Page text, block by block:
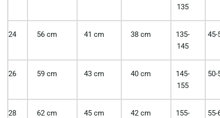
135
24 56 cm 41 cm 38 cm
135-
145
45-
26 59 cm 43 cm 40 cm
145-
155
50-
28 62 cm 45 cm 42 cm
155-
55-